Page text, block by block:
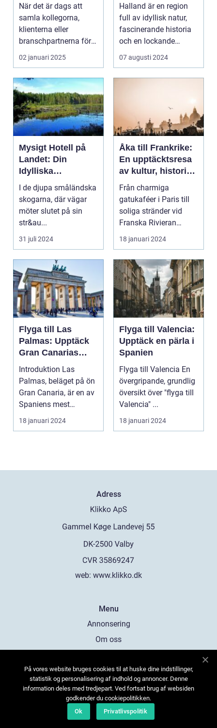
När det är dags att
samla kollegorna,
klienterna eller
branschpartnerna för
en konfer...
02 januari 2025
Halland är en region
full av idyllisk natur,
fascinerande historia
och en lockande
kustlinje. F...
07 augusti 2024
Mysigt Hotell på
Landet: Din
Idylliska
Tillflyktsort i
Småland
I de djupa småländska
skogarna, där vägar
möter slutet på sin
str&au...
31 juli 2024
Åka till Frankrike:
En upptäcktsresa
av kultur, historia
och god mat
Från charmiga
gatukaféer i Paris till
soliga stränder vid
Franska Rivieran
Frankrike erbjuder en
må...
18 januari 2024
Flyga till Las
Palmas: Upptäck
Gran Canarias
pärla
Introduktion Las
Palmas, beläget på ön
Gran Canaria, är en av
Spaniens mest
populära
semesterdestina...
18 januari 2024
Flyga till Valencia:
Upptäck en pärla i
Spanien
Flyga till Valencia En
övergripande, grundlig
översikt över "flyga till
Valencia" ...
18 januari 2024
Adress
web: www.klikko.dk
Menu
Annonsering
Om oss
Kontakta oss
Sitemap
På vores website bruges cookies til at huske dine indstillinger,
statistik og personalisering af indhold og annoncer. Denne
information deles med tredjepart. Ved fortsat brug af websiden
godkender du cookiepolitikken.
Ok
Privatlivspolitik